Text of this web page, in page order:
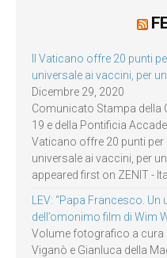
Il Vaticano offre 20 punti
universale ai vaccini, per
Dicembre 29, 2020
Comunicato Stampa della
19 e della Pontificia
Vaticano offre 20 punti
universale ai vaccini, per
appeared first on ZENIT -
LEV: “Papa Francesco.
dell’omonimo film di Wim
Volume fotografico a
Viganò e Gianluca della